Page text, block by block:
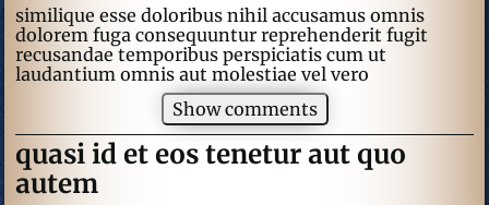
similique esse doloribus nihil accusamus omnis
dolorem fuga consequuntur reprehenderit fugit
recusandae temporibus perspiciatis cum ut
laudantium omnis aut molestiae vel vero
Show comments
quasi id et eos tenetur aut quo
autem